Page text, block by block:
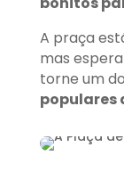
A praça
mas
torne um
populares